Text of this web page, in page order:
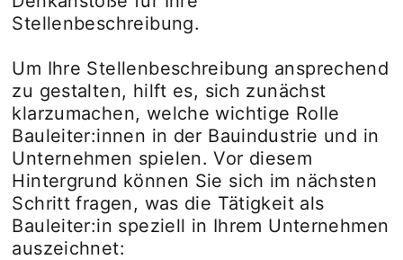
Stellenbeschreibung.
Um Ihre Stellenbeschreibung ansprechend
zu gestalten, hilft es, sich zunächst
klarzumachen, welche wichtige Rolle
Bauleiter:innen in der Bauindustrie und in
Unternehmen spielen. Vor diesem
Hintergrund können Sie sich im nächsten
Schritt fragen, was die Tätigkeit als
Bauleiter:in speziell in Ihrem Unternehmen
auszeichnet: